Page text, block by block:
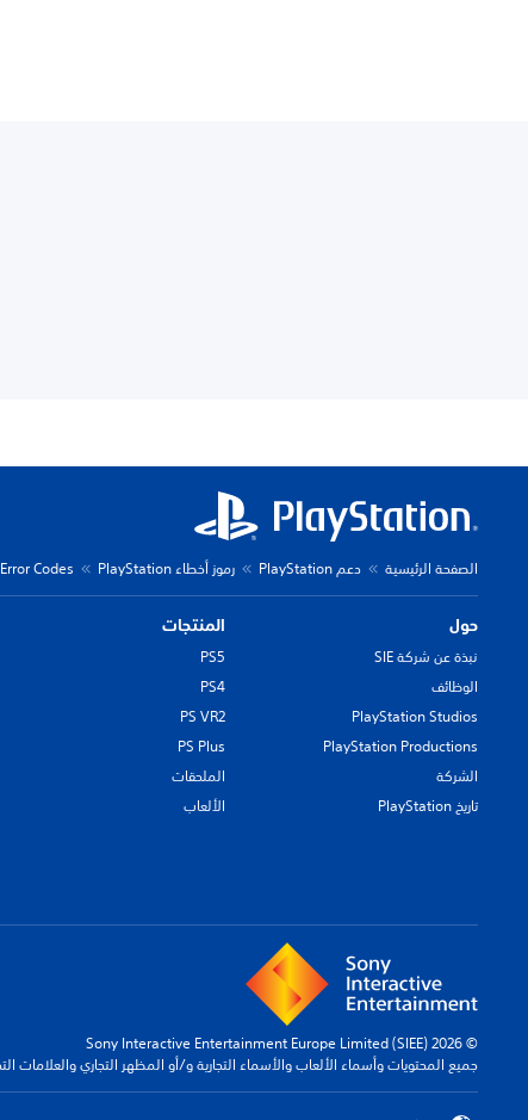
الصفحة الرئيسية دعم PlayStation رموز أخطاء PlayStation Codes
حول
نبذة عن شركة SIE
الوظائف
PlayStation Studios
PlayStation Productions
الشركة
تاريخ PlayStation
المنتجات
PS5
PS4
PS VR2
PS Plus
الملحقات
الألعاب
© 2026 Sony Interactive Entertainment Europe Limited (SIEE)
جميع المحتويات وأسماء الألعاب والأسماء التجارية و/أو المظهر التجاري